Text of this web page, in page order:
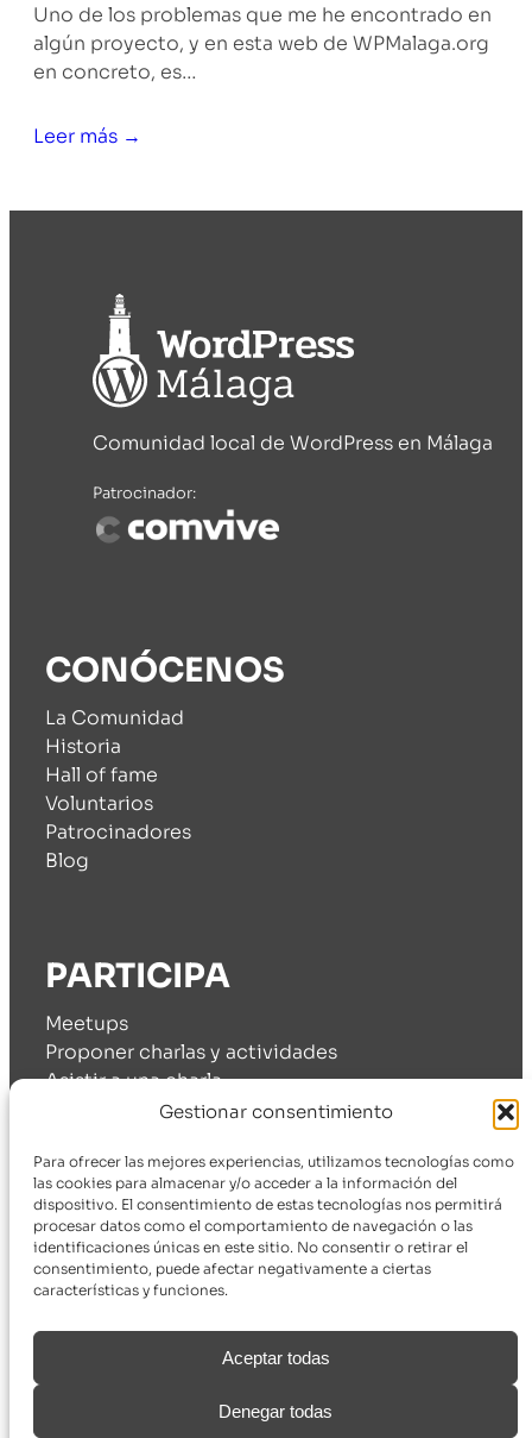
Gestionar consentimiento
Para ofrecer las mejores experiencias, utilizamos tecnologías como
las cookies para almacenar y/o acceder a la información del
dispositivo. El consentimiento de estas tecnologías nos permitirá
procesar datos como el comportamiento de navegación o las
identificaciones únicas en este sitio. No consentir o retirar el
consentimiento, puede afectar negativamente a ciertas
características y funciones.
Aceptar todas
Denegar todas
Uno de los problemas que me he encontrado en
algún proyecto, y en esta web de WPMalaga.org
en concreto, es…
Leer más →
Comunidad local de WordPress en Málaga
Patrocinador:
CONÓCENOS
La Comunidad
Historia
Hall of fame
Voluntarios
Patrocinadores
Blog
PARTICIPA
Meetups
Proponer charlas y actividades
Asistir a una charla
Cómo patrocinarnos
SÍGUENOS
Telegram
Discord
Meetup